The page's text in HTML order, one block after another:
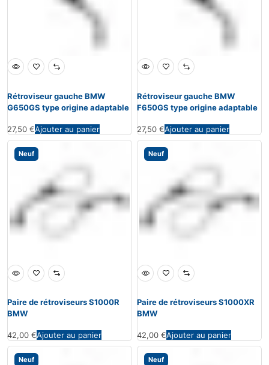
Rétroviseur gauche BMW
G650GS type origine adaptable
27,50 €Ajouter au panier
Rétroviseur gauche BMW
F650GS type origine adaptable
27,50 €Ajouter au panier
Neuf
Paire de rétroviseurs S1000R
BMW
42,00 €Ajouter au panier
Neuf
Paire de rétroviseurs S1000XR
BMW
42,00 €Ajouter au panier
Neuf Neuf